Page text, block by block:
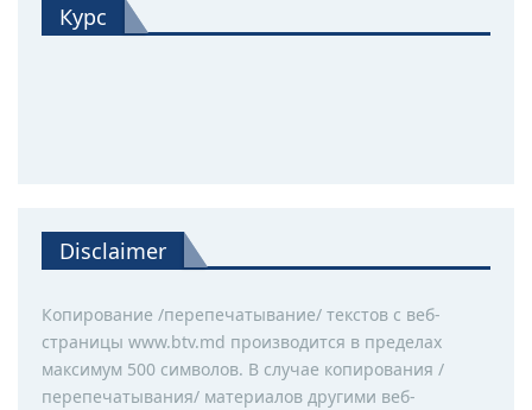
Курс
Disclaimer
Копирование /перепечатывание/ текстов с веб-
страницы www.btv.md производится в пределах
максимум 500 символов. В случае копирования /
перепечатывания/ материалов другими веб-